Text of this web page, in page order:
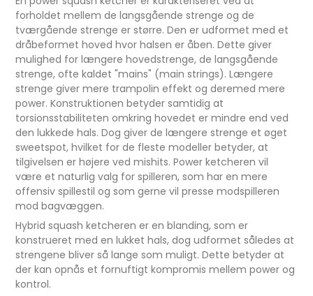
forholdet mellem de langsgående strenge og de
tværgående strenge er større. Den er udformet med et
dråbeformet hoved hvor halsen er åben. Dette giver
mulighed for længere hovedstrenge, de langsgående
strenge, ofte kaldet "mains" (main strings). Længere
strenge giver mere trampolin effekt og deremed mere
power. Konstruktionen betyder samtidig at
torsionsstabiliteten omkring hovedet er mindre end ved
den lukkede hals. Dog giver de længere strenge et øget
sweetspot, hvilket for de fleste modeller betyder, at
tilgivelsen er højere ved mishits. Power ketcheren vil
være et naturlig valg for spilleren, som har en mere
offensiv spillestil og som gerne vil presse modspilleren
mod bagvæggen.
Hybrid squash ketcheren er en blanding, som er
konstrueret med en lukket hals, dog udformet således at
strengene bliver så lange som muligt. Dette betyder at
der kan opnås et fornuftigt kompromis mellem power og
kontrol.